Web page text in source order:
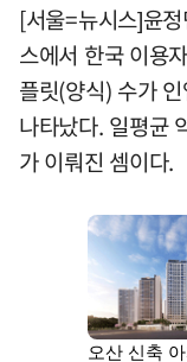
[서울=뉴시스]윤
스에서 한국 이용
플릿(양식) 수가
나타났다. 일평균
가 이뤄진 셈이다.